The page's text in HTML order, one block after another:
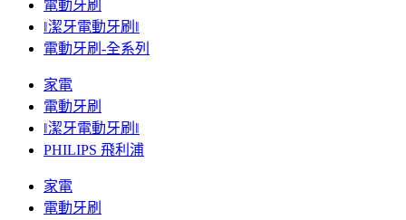
電動牙刷
‖潔牙電動牙刷‖
電動牙刷-全系列
家電
電動牙刷
‖潔牙電動牙刷‖
PHILIPS 飛利浦
家電
電動牙刷